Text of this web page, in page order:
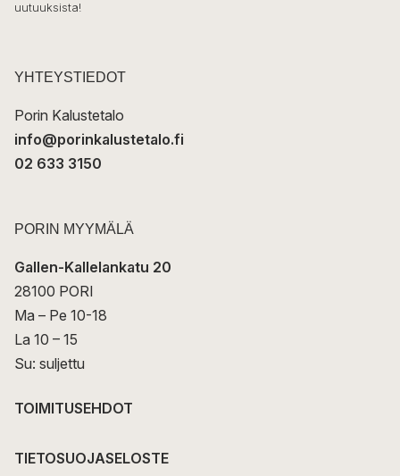
k
t
uutuuksista!
YHTEYSTIEDOT
Porin Kalustetalo
info@porinkalustetalo.fi
02 633 3150
PORIN MYYMÄLÄ
Gallen-Kallelankatu 20
28100 PORI
Ma – Pe 10-18
La 10 – 15
Su: suljettu
TOIMITUSEHDOT
TIETOSUOJASELOSTE